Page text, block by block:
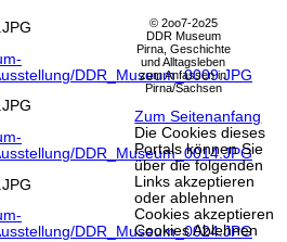
DDR_Museum_0009.JPG
DDR_Museum_0014.JPG
DDR_Museum_0024.JPG
© 2oo7-2o25
DDR Museum
Pirna, Geschichte
und Alltagsleben
zum Anfassen in
Pirna/Sachsen
Zum Seitenanfang
Die Cookies dieses
Portals können Sie
über die folgenden
Links akzeptieren
oder ablehnen
Cookies akzeptieren
Cookies Ablehnen